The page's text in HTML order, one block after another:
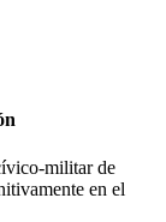
militar de
en el